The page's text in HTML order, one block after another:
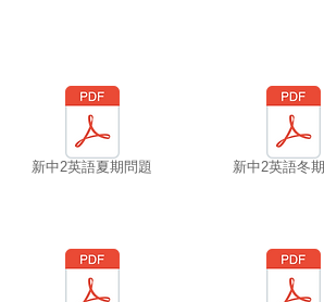
新中2英語夏期問題 新中2英語冬